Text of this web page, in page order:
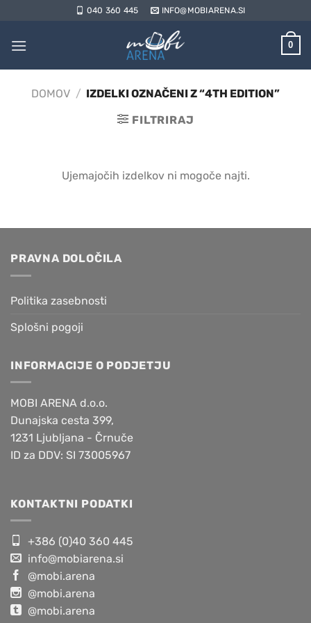
vsebino
040 360 445 INFO@MOBIARENA.SI
0
DOMOV / IZDELKI OZNAČENI Z “4TH EDITION”
FILTRIRAJ
Ujemajočih izdelkov ni mogoče najti.
PRAVNA DOLOČILA
Politika zasebnosti
Splošni pogoji
INFORMACIJE O PODJETJU
MOBI ARENA d.o.o.
Dunajska cesta 399,
1231 Ljubljana - Črnuče
ID za DDV: SI 73005967
KONTAKTNI PODATKI
+386 (0)40 360 445
info@mobiarena.si
@mobi.arena
@mobi.arena
@mobi.arena